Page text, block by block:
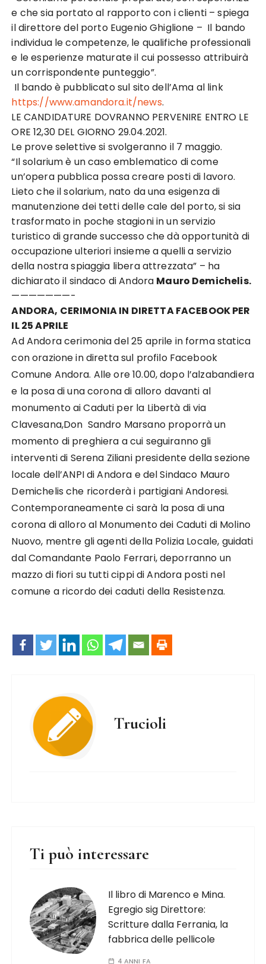
e che sia portato al rapporto con i clienti – spiega
il direttore del porto Eugenio Ghiglione – Il bando
individua le competenze, le qualifiche professionali
e le esperienze maturate il cui possesso attribuirà
un corrispondente punteggio”.
Il bando è pubblicato sul sito dell’Ama al link
https://www.amandora.it/news.
LE CANDIDATURE DOVRANNO PERVENIRE ENTRO LE
ORE 12,30 DEL GIORNO 29.04.2021.
Le prove selettive si svolgeranno il 7 maggio.
“Il solarium è un caso emblematico di come
un’opera pubblica possa creare posti di lavoro.
Lieto che il solarium, nato da una esigenza di
manutenzione dei tetti delle cale del porto, si sia
trasformato in poche stagioni in un servizio
turistico di grande successo che dà opportunità di
occupazione ulteriori insieme a quelli a servizio
della nostra spiaggia libera attrezzata” – ha
dichiarato il sindaco di Andora Mauro Demichelis.
———————-
ANDORA, CERIMONIA IN DIRETTA FACEBOOK PER
IL 25 APRILE
Ad Andora cerimonia del 25 aprile in forma statica
con orazione in diretta sul profilo Facebook
Comune Andora. Alle ore 10.00, dopo l’alzabandiera
e la posa di una corona di alloro davanti al
monumento ai Caduti per la Libertà di via
Clavesana,Don Sandro Marsano proporrà un
momento di preghiera a cui seguiranno gli
interventi di Serena Ziliani presidente della sezione
locale dell’ANPI di Andora e del Sindaco Mauro
Demichelis che ricorderà i partigiani Andoresi.
Contemporaneamente ci sarà la posa di una
corona di alloro al Monumento dei Caduti di Molino
Nuovo, mentre gli agenti della Polizia Locale, guidati
dal Comandante Paolo Ferrari, deporranno un
mazzo di fiori su tutti cippi di Andora posti nel
comune a ricordo dei caduti della Resistenza.
Trucioli
Ti può interessare
Il libro di Marenco e Mina.
Egregio sig Direttore:
Scritture dalla Ferrania, la
fabbrica delle pellicole
4 ANNI FA